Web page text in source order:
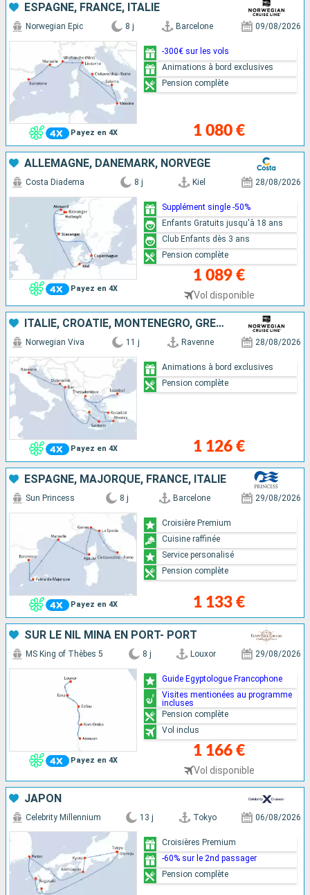
ESPAGNE, FRANCE, ITALIE
Payez en 4X
Norwegian Epic 8 j Barcelone 09/08/2026
1 080 €
-300€ sur les vols
Animations à bord exclusives
Pension complète
ALLEMAGNE, DANEMARK, NORVÈGE
Payez en 4X
Costa Diadema 8 j Kiel 28/08/2026
1 089 €
Vol disponible
Supplément single -50%
Enfants Gratuits jusqu'à 18 ans
Club Enfants dès 3 ans
Pension complète
ITALIE, CROATIE, MONTÉNÉGRO, GRÈCE, TURQUIE
Payez en 4X
Norwegian Viva 11 j Ravenne 28/08/2026
1 126 €
Animations à bord exclusives
Pension complète
ESPAGNE, MAJORQUE, FRANCE, ITALIE
Payez en 4X
Sun Princess 8 j Barcelone 29/08/2026
1 133 €
Croisière Premium
Cuisine raffinée
Service personalisé
Pension complète
SUR LE NIL MINA EN PORT- PORT
Payez en 4X
MS King of Thèbes 5 8 j Louxor 29/08/2026
1 166 €
Vol disponible
Guide Egyptologue Francophone
Visites mentionées au programme
incluses
Pension complète
Vol inclus
JAPON
Celebrity Millennium 13 j Tokyo 06/08/2026
Croisières Premium
-60% sur le 2nd passager
Pension complète